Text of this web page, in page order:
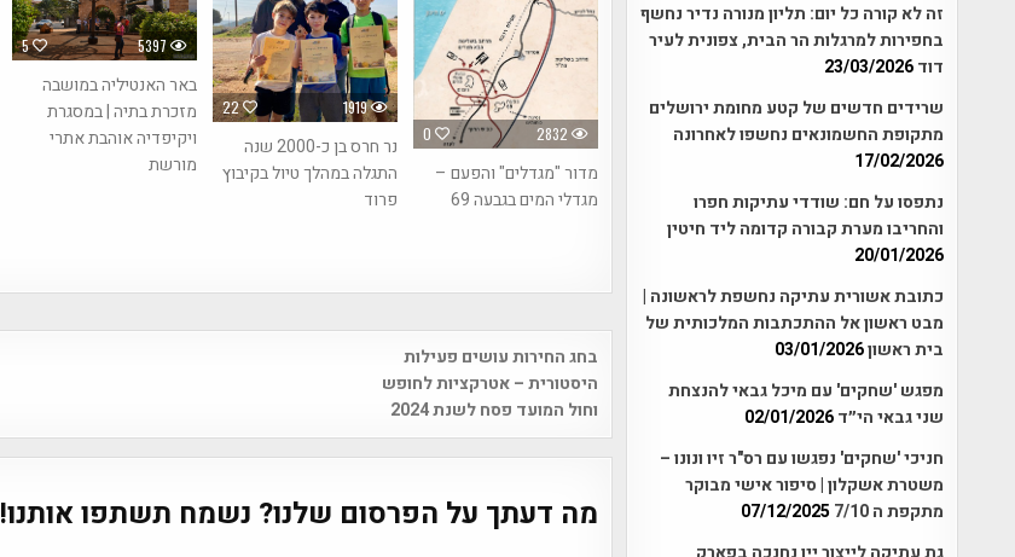
5 5397
באר האנטיליה במושבה
מזכרת בתיה | במסגרת
ויקיפדיה אוהבת אתרי
מורשת
22 1919
נר חרס בן כ-2000 שנה
התגלה במהלך טיול בקיבוץ
פרוד
0 2832
מדור "מגדלים" והפעם –
מגדלי המים בגבעה 69
Post
navigation
בחג החירות עושים פעילות
היסטורית – אטרקציות לחופש
וחול המועד פסח לשנת 2024
מה דעתך על הפרסום שלנו? נשמח תשתפו אותנו!
זה לא קורה כל יום: תליון מנורה נדיר נחשף
בחפירות למרגלות הר הבית, צפונית לעיר
דוד23/03/2026
שרידים חדשים של קטע מחומת ירושלים
מתקופת החשמונאים נחשפו לאחרונה
17/02/2026
נתפסו על חם: שודדי עתיקות חפרו
והחריבו מערת קבורה קדומה ליד חיטין
20/01/2026
כתובת אשורית עתיקה נחשפת לראשונה |
מבט ראשון אל ההתכתבות המלכותית של
בית ראשון03/01/2026
מפגש 'שחקים' עם מיכל גבאי להנצחת
שני גבאי הי״ד02/01/2026
חניכי 'שחקים' נפגשו עם רס"ר זיו ונונו –
משטרת אשקלון | סיפור אישי מבוקר
מתקפת ה 7/10
07/12/2025